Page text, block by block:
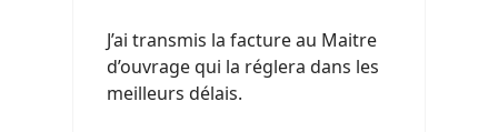
J’ai transmis la facture au Maitre
d’ouvrage qui la réglera dans les
meilleurs délais.